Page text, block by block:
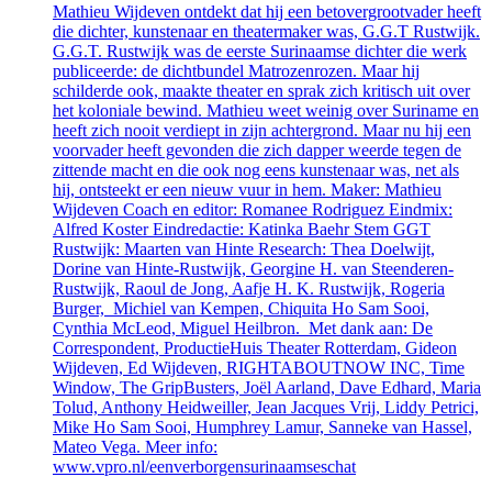
Mathieu Wijdeven ontdekt dat hij een betovergrootvader heeft
die dichter, kunstenaar en theatermaker was, G.G.T Rustwijk.
G.G.T. Rustwijk was de eerste Surinaamse dichter die werk
publiceerde: de dichtbundel Matrozenrozen. Maar hij
schilderde ook, maakte theater en sprak zich kritisch uit over
het koloniale bewind. Mathieu weet weinig over Suriname en
heeft zich nooit verdiept in zijn achtergrond. Maar nu hij een
voorvader heeft gevonden die zich dapper weerde tegen de
zittende macht en die ook nog eens kunstenaar was, net als
hij, ontsteekt er een nieuw vuur in hem. Maker: Mathieu
Wijdeven Coach en editor: Romanee Rodriguez Eindmix:
Alfred Koster Eindredactie: Katinka Baehr Stem GGT
Rustwijk: Maarten van Hinte Research: Thea Doelwijt,
Dorine van Hinte-Rustwijk, Georgine H. van Steenderen-
Rustwijk, Raoul de Jong, Aafje H. K. Rustwijk, Rogeria
Burger, Michiel van Kempen, Chiquita Ho Sam Sooi,
Cynthia McLeod, Miguel Heilbron. Met dank aan: De
Correspondent, ProductieHuis Theater Rotterdam, Gideon
Wijdeven, Ed Wijdeven, RIGHTABOUTNOW INC, Time
Window, The GripBusters, Joël Aarland, Dave Edhard, Maria
Tolud, Anthony Heidweiller, Jean Jacques Vrij, Liddy Petrici,
Mike Ho Sam Sooi, Humphrey Lamur, Sanneke van Hassel,
Mateo Vega. Meer info:
www.vpro.nl/eenverborgensurinaamseschat